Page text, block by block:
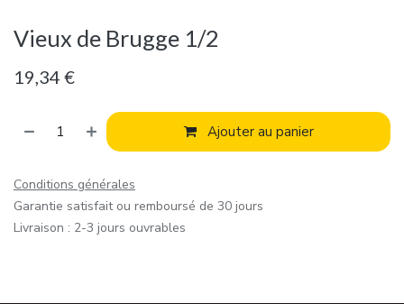
Vieux de Brugge 1/2
19,34 €
Ajouter au panier
Conditions générales
Garantie satisfait ou remboursé de 30 jours
Livraison : 2-3 jours ouvrables